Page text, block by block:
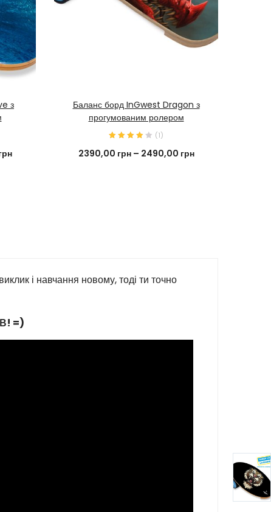
з
Баланс борд InGwest Dragon з
прогумованим ролером
(1)
2390,00 грн– 2490,00 грн
і навчання новому, тоді ти точно
=)